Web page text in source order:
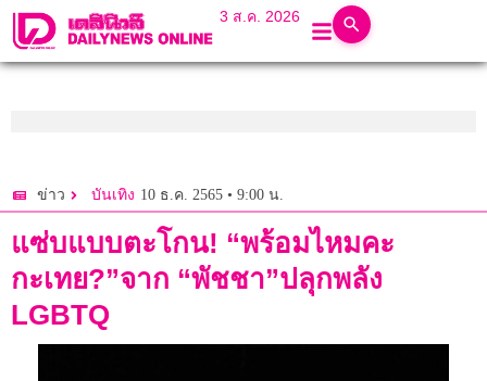
3 ส.ค. 2026
ข่าว บันเทิง 10 ธ.ค. 2565 • 9:00 น.
แซ่บแบบตะโกน! “พร้อมไหมคะ
กะเทย?”จาก “พัชชา”ปลุกพลัง
LGBTQ